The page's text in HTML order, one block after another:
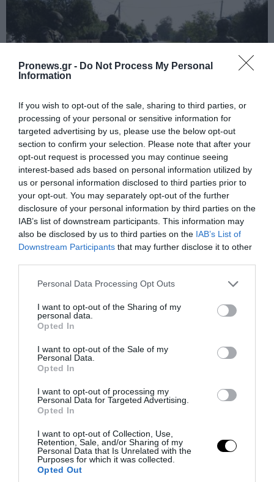
Pronews.gr - Do Not Process My Personal
Information
If you wish to opt-out of the sale, sharing to third parties, or
processing of your personal or sensitive information for
targeted advertising by us, please use the below opt-out
section to confirm your selection. Please note that after your
opt-out request is processed you may continue seeing
interest-based ads based on personal information utilized by
us or personal information disclosed to third parties prior to
your opt-out. You may separately opt-out of the further
disclosure of your personal information by third parties on the
IAB’s list of downstream participants. This information may
also be disclosed by us to third parties on the IAB’s List of
Downstream Participants that may further disclose it to other
Please note that this website/app uses one or more Google
not limited to your visit or usage behaviour. You may click to
grant or deny consent to Google and its third-party tags to
use your data for below specified purposes in below Google
consent section.
Personal Data Processing Opt Outs
I want to opt-out of the Sharing of my
personal data.
Opted In
I want to opt-out of the Sale of my
Personal Data.
Opted In
I want to opt-out of processing my
Personal Data for Targeted Advertising.
Opted In
I want to opt-out of Collection, Use,
Retention, Sale, and/or Sharing of my
Personal Data that Is Unrelated with the
Purposes for which it was collected.
Opted Out
PRONEWS.GR /ΔΙΕΘΝΗΣ ΑΣΦΑΛΕΙΑ
Πολωνία: Κλιμακώνεται η εχθρότητα
κατά Ουκρανών – Η τεράστια αύξηση σε
επιθέσεις
08.08.2026 | 21:01
PRONEWS.GR /ΔΙΕΘΝΗΣ ΑΣΦΑΛΕΙΑ
Ιράν: «Φρένο» στο άνοιγμα των Στενών
του Ορμούζ – Ζητά αποζημιώσεις και
αποχώρηση των ΗΠΑ